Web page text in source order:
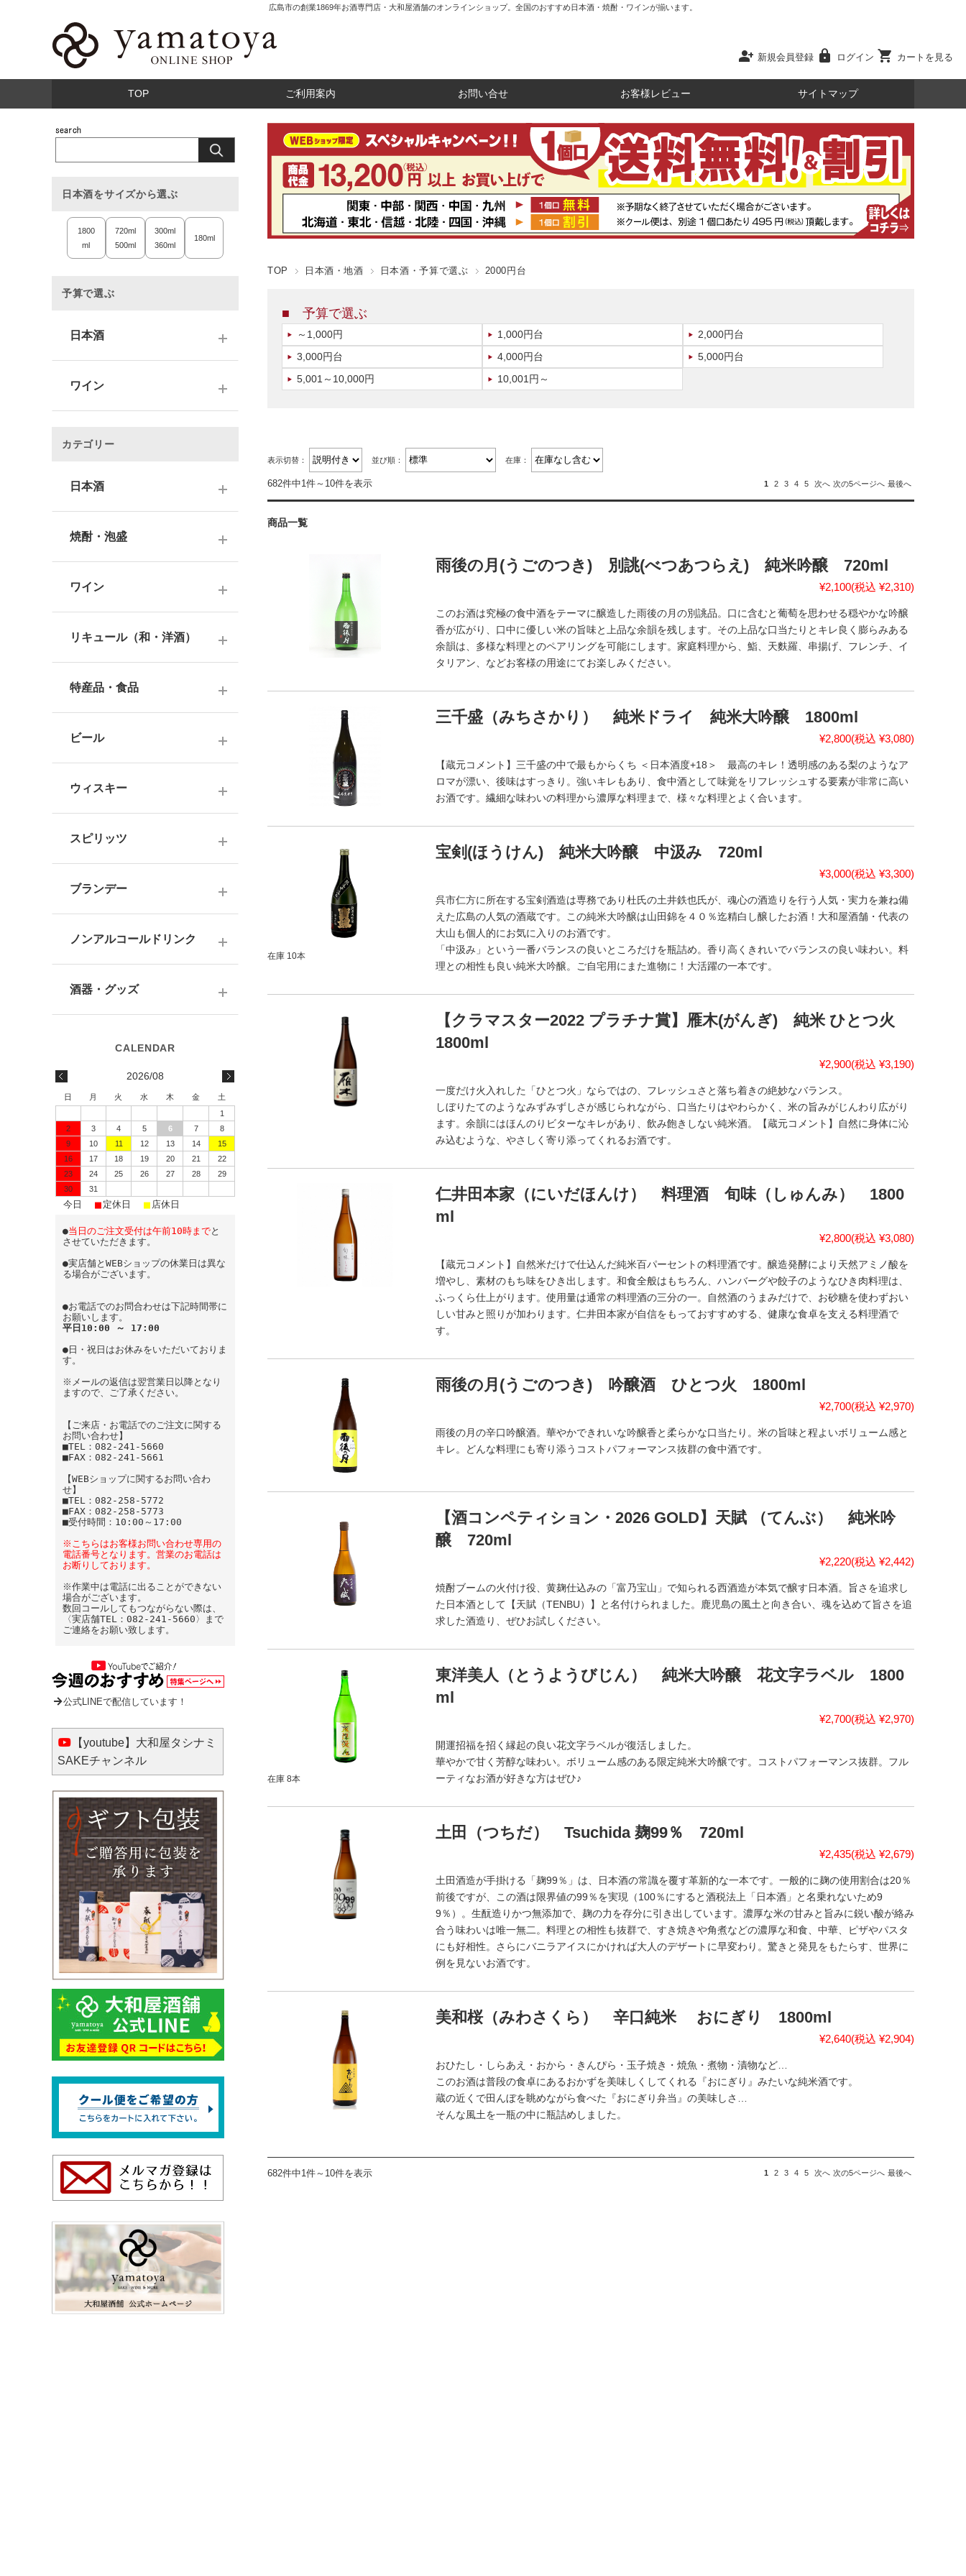
広島市の創業1869年お酒専門店・大和屋酒舗のオンラインショップ。全国のおすすめ日本酒・焼酎・ワインが揃います。
person_add 新規会員登録 lock ログイン shopping_cart カートを見る
TOP ご利用案内 お問い合せ お客様レビュー サイトマップ
TOP 日本酒・地酒 日本酒・予算で選ぶ 2000円台
■ 予算で選ぶ
～1,000円 1,000円台
2,000円台
3,000円台
4,000円台
5,000円台
5,001～10,000円
10,001円～
表示切替： 並び順： 在庫：
682件中1件～10件を表示 1 2 3 4 5 次へ 次の5ページへ 最後へ
商品一覧
雨後の月(うごのつき) 別誂(べつあつらえ) 純米吟醸 720ml
¥2,100(税込 ¥2,310)
このお酒は究極の食中酒をテーマに醸造した雨後の月の別誂品。口に含むと葡萄を思わせる穏やかな吟醸
香が広がり、口中に優しい米の旨味と上品な余韻を残します。その上品な口当たりとキレ良く膨らみある
余韻は、多様な料理とのペアリングを可能にします。家庭料理から、鮨、天麩羅、串揚げ、フレンチ、イ
タリアン、などお客様の用途にてお楽しみください。
三千盛（みちさかり） 純米ドライ 純米大吟醸 1800ml
¥2,800(税込 ¥3,080)
【蔵元コメント】三千盛の中で最もからくち ＜日本酒度+18＞ 最高のキレ！透明感のある梨のようなア
ロマが漂い、後味はすっきり。強いキレもあり、食中酒として味覚をリフレッシュする要素が非常に高い
お酒です。繊細な味わいの料理から濃厚な料理まで、様々な料理とよく合います。
在庫 10本
宝剣(ほうけん) 純米大吟醸 中汲み 720ml
¥3,000(税込 ¥3,300)
呉市仁方に所在する宝剣酒造は専務であり杜氏の土井鉄也氏が、魂心の酒造りを行う人気・実力を兼ね備
えた広島の人気の酒蔵です。この純米大吟醸は山田錦を４０％迄精白し醸したお酒！大和屋酒舗・代表の
大山も個人的にお気に入りのお酒です。
「中汲み」という一番バランスの良いところだけを瓶詰め。香り高くきれいでバランスの良い味わい。料
理との相性も良い純米大吟醸。ご自宅用にまた進物に！大活躍の一本です。
【クラマスター2022 プラチナ賞】雁木(がんぎ) 純米 ひとつ火
1800ml
¥2,900(税込 ¥3,190)
一度だけ火入れした「ひとつ火」ならではの、フレッシュさと落ち着きの絶妙なバランス。
しぼりたてのようなみずみずしさが感じられながら、口当たりはやわらかく、米の旨みがじんわり広がり
ます。余韻にはほんのりビターなキレがあり、飲み飽きしない純米酒。【蔵元コメント】自然に身体に沁
み込むような、やさしく寄り添ってくれるお酒です。
仁井田本家（にいだほんけ） 料理酒 旬味（しゅんみ） 1800
ml
¥2,800(税込 ¥3,080)
【蔵元コメント】自然米だけで仕込んだ純米百パーセントの料理酒です。醸造発酵により天然アミノ酸を
増やし、素材のもち味をひき出します。和食全般はもちろん、ハンバーグや餃子のようなひき肉料理は、
ふっくら仕上がります。使用量は通常の料理酒の三分の一。自然酒のうまみだけで、お砂糖を使わずおい
しい甘みと照りが加わります。仁井田本家が自信をもっておすすめする、健康な食卓を支える料理酒で
す。
雨後の月(うごのつき) 吟醸酒 ひとつ火 1800ml
¥2,700(税込 ¥2,970)
雨後の月の辛口吟醸酒。華やかできれいな吟醸香と柔らかな口当たり。米の旨味と程よいボリューム感と
キレ。どんな料理にも寄り添うコストパフォーマンス抜群の食中酒です。
【酒コンペティション・2026 GOLD】天賦 （てんぶ） 純米吟
醸 720ml
¥2,220(税込 ¥2,442)
焼酎ブームの火付け役、黄麹仕込みの「富乃宝山」で知られる西酒造が本気で醸す日本酒。旨さを追求し
た日本酒として【天賦（TENBU）】と名付けられました。鹿児島の風土と向き合い、魂を込めて旨さを追
求した酒造り、ぜひお試しください。
在庫 8本
東洋美人（とうようびじん） 純米大吟醸 花文字ラベル 1800
ml
¥2,700(税込 ¥2,970)
開運招福を招く縁起の良い花文字ラベルが復活しました。
華やかで甘く芳醇な味わい。ボリューム感のある限定純米大吟醸です。コストパフォーマンス抜群。フル
ーティなお酒が好きな方はぜひ♪
土田（つちだ） Tsuchida 麹99％ 720ml
¥2,435(税込 ¥2,679)
土田酒造が手掛ける「麹99％」は、日本酒の常識を覆す革新的な一本です。一般的に麹の使用割合は20％
前後ですが、この酒は限界値の99％を実現（100％にすると酒税法上「日本酒」と名乗れないため9
9％）。生酛造りかつ無添加で、麹の力を存分に引き出しています。濃厚な米の甘みと旨みに鋭い酸が絡み
合う味わいは唯一無二。料理との相性も抜群で、すき焼きや角煮などの濃厚な和食、中華、ピザやパスタ
にも好相性。さらにバニラアイスにかければ大人のデザートに早変わり。驚きと発見をもたらす、世界に
例を見ないお酒です。
美和桜（みわさくら） 辛口純米 おにぎり 1800ml
¥2,640(税込 ¥2,904)
おひたし・しらあえ・おから・きんぴら・玉子焼き・焼魚・煮物・漬物など…
このお酒は普段の食卓にあるおかずを美味しくしてくれる『おにぎり』みたいな純米酒です。
蔵の近くで田んぼを眺めながら食べた『おにぎり弁当』の美味しさ…
そんな風土を一瓶の中に瓶詰めしました。
682件中1件～10件を表示 1 2 3 4 5 次へ 次の5ページへ 最後へ
日本酒をサイズから選ぶ
1800
ml
720ml
500ml
300ml
360ml
180ml
予算で選ぶ
日本酒
10,001円～
3000円台
4000円台
5000円台
ワイン
2,001～3,000円
3,001～5,000円
5,001～10,000円
カテゴリー
日本酒
大吟醸酒
純米吟醸酒
吟醸酒
普通酒
お燗酒
にごり酒・発泡・その他
中部・北陸の日本酒
九州の日本酒
日本酒-720ml・500ml
日本酒-300ml・360ml
日本酒-180ml
飲みきりサイズ
焼酎・泡盛
芋焼酎
麦焼酎
米焼酎
黒糖焼酎
ワイン
ドイツワイン
海外産ワイン
赤ワイン
シャンパーニュ
スパークリングワイン
オレンジワイン
リキュール（和・洋酒）
果実酒・その他
シリーズで選ぶ
特産品・食品
おつまみ
健康志向・免疫力アップ
調味料
ビール
ウィスキー
その他ウイスキー
国産洋酒
スピリッツ
ラム
テキーラ
ブランデー
ノンアルコールドリンク
酒器・グッズ
蔵元エコバッグ
2026/08
日 月 火 水 木 金
土
1
2
3 4 5 6 7
8
9
10 11 12 13 14
15
16
17 18 19 20 21
22
23
24 25 26 27 28
29
30
31
今日 ■ 定休日 ■ 店休日
●当日のご注文受付は午前10時までと
させていただきます。
●実店舗とWEBショップの休業日は異な
る場合がございます。
●お電話でのお問合わせは下記時間帯に
お願いします。
平日10:00 ～ 17:00
●日・祝日はお休みをいただいておりま
す。
※メールの返信は翌営業日以降となり
ますので、ご了承ください。
【ご来店・お電話でのご注文に関する
お問い合わせ】
■TEL：082-241-5660
■FAX：082-241-5661
【WEBショップに関するお問い合わ
せ】
■TEL：082-258-5772
■FAX：082-258-5773
■受付時間：10:00～17:00
※こちらはお客様お問い合わせ専用の
電話番号となります。営業のお電話は
お断りしております。
※作業中は電話に出ることができない
場合がございます。
数回コールしてもつながらない際は、
〈実店舗TEL：082-241-5660〉まで
ご連絡をお願い致します。
公式LINEで配信しています！
【youtube】大和屋タシナミ
SAKEチャンネル